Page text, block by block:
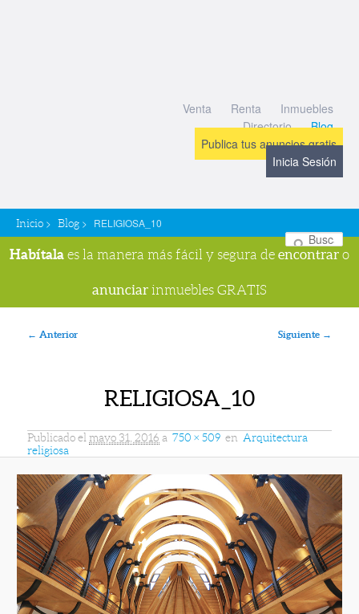
Venta Renta
Inmuebles
Directorio
Blog
Publica tus anuncios gratis
Inicia Sesión
Inicio > Blog > RELIGIOSA_10
Habítala es la manera más fácil y segura de encontrar o
anunciar inmuebles GRATIS
Navegador de imágenes
← Anterior Siguiente →
RELIGIOSA_10
Publicado el mayo 31, 2016 a 750 × 509 en Arquitectura
religiosa